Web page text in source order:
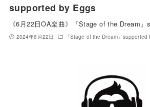
supported by Eggs
《6月22日OA楽曲》『Stage of the Dream
2024年6月22日 『Stage of the Dream』supported